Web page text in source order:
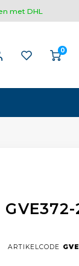
met DHL
0
ARTIKELCODE